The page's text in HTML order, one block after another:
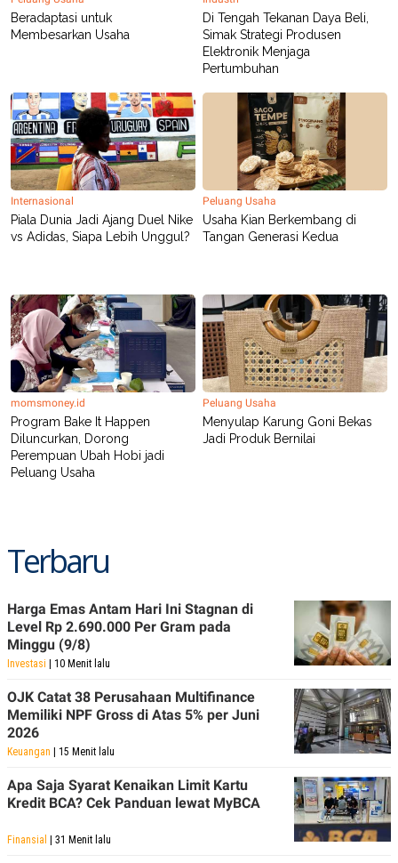
RT
I
S
K
G
M
E
D
I
A
.
I
SITEMAPPROFILETERM
OF
USE
PEDOMAN
PEMBERITAAN
SIBER
PRIVACY
POLICY
Beradaptasi untuk
Membesarkan Usaha
Di Tengah Tekanan Daya Beli,
Simak Strategi Produsen
Elektronik Menjaga
Pertumbuhan
Internasional
Piala Dunia Jadi Ajang Duel Nike
vs Adidas, Siapa Lebih Unggul?
Peluang Usaha
Usaha Kian Berkembang di
Tangan Generasi Kedua
momsmoney.id
Program Bake It Happen
Diluncurkan, Dorong
Perempuan Ubah Hobi jadi
Peluang Usaha
Peluang Usaha
Menyulap Karung Goni Bekas
Jadi Produk Bernilai
Terbaru
Harga Emas Antam Hari Ini Stagnan di
Level Rp 2.690.000 Per Gram pada
Minggu (9/8)
Investasi | 10 Menit lalu
OJK Catat 38 Perusahaan Multifinance
Memiliki NPF Gross di Atas 5% per Juni
2026
Keuangan | 15 Menit lalu
Apa Saja Syarat Kenaikan Limit Kartu
Kredit BCA? Cek Panduan lewat MyBCA
Finansial | 31 Menit lalu